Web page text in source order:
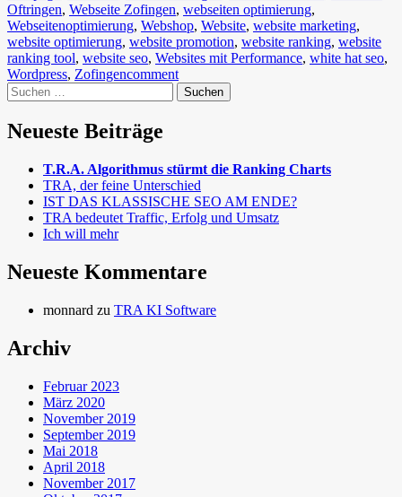
Oftringen, Webseite Zofingen, webseiten optimierung,
Webseitenoptimierung, Webshop, Website, website marketing,
website optimierung, website promotion, website ranking, website
ranking tool, website seo, Websites mit Performance, white hat seo,
Wordpress, Zofingencomment
Suchen
nach:
Neueste Beiträge
T.R.A. Algorithmus stürmt die Ranking Charts
TRA, der feine Unterschied
IST DAS KLASSISCHE SEO AM ENDE?
TRA bedeutet Traffic, Erfolg und Umsatz
Ich will mehr
Neueste Kommentare
monnard zu TRA KI Software
Archiv
Februar 2023
März 2020
November 2019
September 2019
Mai 2018
April 2018
November 2017